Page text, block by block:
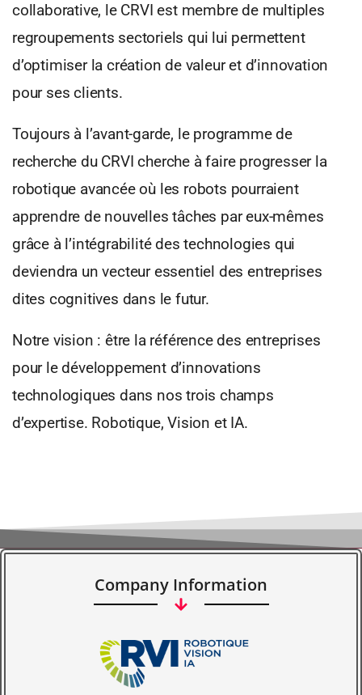
collaborative, le CRVI est membre de multiples
regroupements sectoriels qui lui permettent
d’optimiser la création de valeur et d’innovation
pour ses clients.
Toujours à l’avant-garde, le programme de
recherche du CRVI cherche à faire progresser la
robotique avancée où les robots pourraient
apprendre de nouvelles tâches par eux-mêmes
grâce à l’intégrabilité des technologies qui
deviendra un vecteur essentiel des entreprises
dites cognitives dans le futur.
Notre vision : être la référence des entreprises
pour le développement d’innovations
technologiques dans nos trois champs
d’expertise. Robotique, Vision et IA.
Company Information